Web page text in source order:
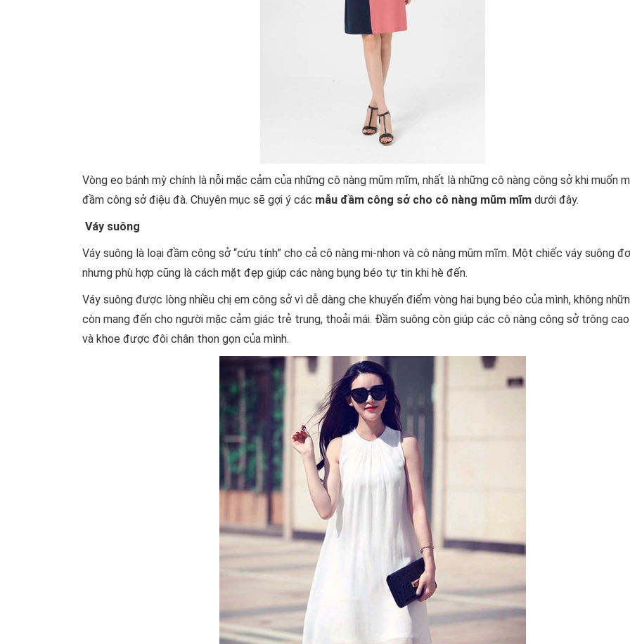
Vòng eo bánh mỳ chính là nỗi mặc cảm của những cô nàng mũm mĩm, nhất là những cô nàng công sở khi muốn
đầm công sở điệu đà. Chuyên mục sẽ gợi ý các mẫu đầm công sở cho cô nàng mũm mĩm dưới đây.
Váy suông
Váy suông là loại đầm công sở “cứu tính” cho cả cô nàng mi-nhon và cô nàng mũm mĩm. Một chiếc váy suông
nhưng phù hợp cũng là cách mặt đẹp giúp các nàng bụng béo tự tin khi hè đến.
Váy suông được lòng nhiều chị em công sở vì dễ dàng che khuyến điểm vòng hai bụng béo của mình, không
còn mang đến cho người mặc cảm giác trẻ trung, thoải mái. Đầm suông còn giúp các cô nàng công sở trông
và khoe được đôi chân thon gọn của mình.